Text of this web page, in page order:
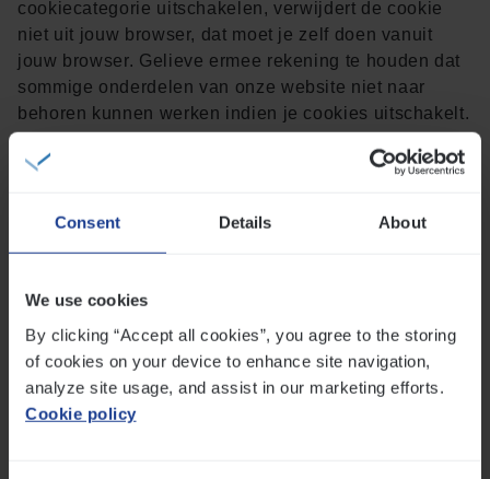
Consent Details About
We use cookies
By clicking “Accept all cookies”, you agree to the storing
of cookies on your device to enhance site navigation,
analyze site usage, and assist in our marketing efforts.
Cookie policy
cookiecategorie uitschakelen, verwijdert de cookie
niet uit jouw browser, dat moet je zelf doen vanuit
jouw browser. Gelieve ermee rekening te houden dat
sommige onderdelen van onze website niet naar
behoren kunnen werken indien je cookies uitschakelt.
cookievoorkeuren in de toekomst te wijzigen en jouw
jouw persoonsgegevens verzamelen) in
onze
Privacyverklaring Vanbreda
. Hierin vind je ook
meer info over jouw rechten omtrent
persoonsgegevens. We nodigen je uit deze
aandachtig te lezen.